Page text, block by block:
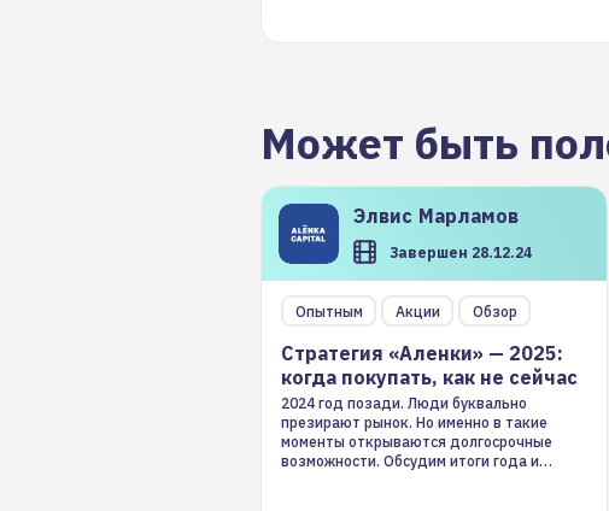
Может быть
Элвис Марламов
Завершен 28.12.24
Опытным Акции Обзор
Стратегия «Аленки» — 2025:
когда покупать, как не сейчас
2024 год позади. Люди буквально
презирают рынок. Но именно в такие
моменты открываются долгосрочные
возможности. Обсудим итоги года и